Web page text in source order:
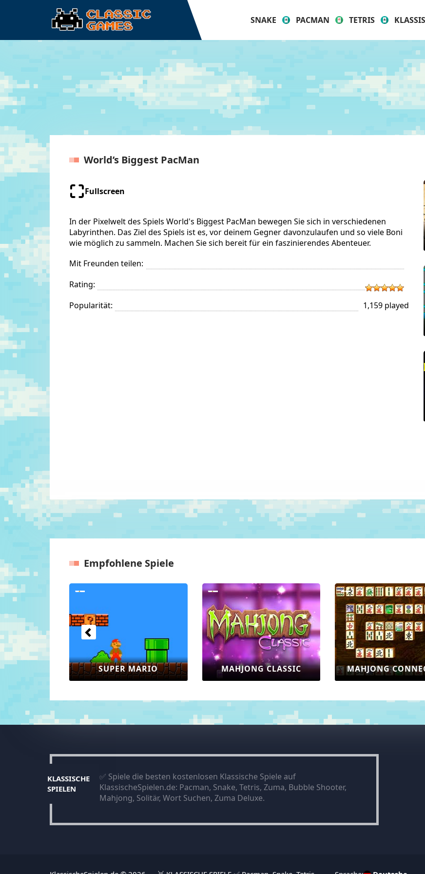
SNAKE PACMAN TETRIS
World’s Biggest PacMan
Fullscreen
In der Pixelwelt des Spiels World's Biggest PacMan bewegen Sie sich in verschiedenen
Labyrinthen. Das Ziel des Spiels ist es, vor deinem Gegner davonzulaufen und so viele Boni
wie möglich zu sammeln. Machen Sie sich bereit für ein faszinierendes Abenteuer.
Mit Freunden teilen:
Rating:
Popularität:
1,159 played
Empfohlene Spiele
SUPER MARIO MAHJONG CLASSIC MAHJONG
KLASSISCHE
SPIELEN
✅ Spiele die besten kostenlosen Klassische Spiele auf
KlassischeSpielen.de: Pacman, Snake, Tetris, Zuma, Bubble Shooter,
Mahjong, Solitär, Wort Suchen, Zuma Deluxe.